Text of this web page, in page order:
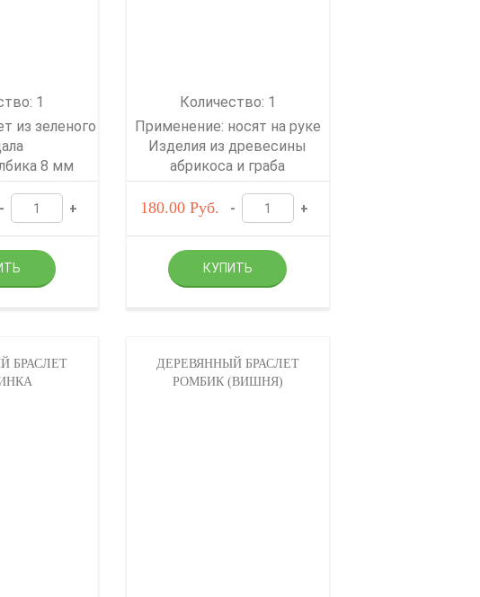
1
из зеленого
8 мм
- +
Количество: 1
Применение: носят на руке
Изделия из древесины
абрикоса и граба
180.00 Руб. - +
БРАСЛЕТ
ДЕРЕВЯННЫЙ БРАСЛЕТ
РОМБИК (ВИШНЯ)